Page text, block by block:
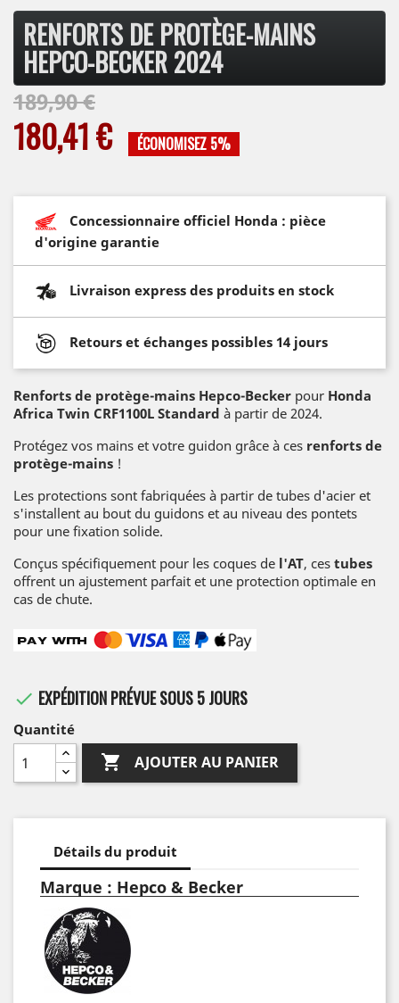
RENFORTS DE PROTÈGE-MAINS
HEPCO-BECKER 2024
189,90 €
180,41 € ÉCONOMISEZ 5%
Concessionnaire officiel Honda : pièce
d'origine garantie
Livraison express des produits en stock
Retours et échanges possibles 14 jours
Renforts de protège-mains Hepco-Becker pour Honda
Africa Twin CRF1100L Standard à partir de 2024.
Protégez vos mains et votre guidon grâce à ces renforts de
protège-mains !
Les protections sont fabriquées à partir de tubes d'acier et
s'installent au bout du guidons et au niveau des pontets
pour une fixation solide.
Conçus spécifiquement pour les coques de l'AT, ces tubes
offrent un ajustement parfait et une protection optimale en
cas de chute.
 EXPÉDITION PRÉVUE SOUS 5 JOURS
Quantité
 AJOUTER AU PANIER
Détails du produit
Marque : Hepco & Becker